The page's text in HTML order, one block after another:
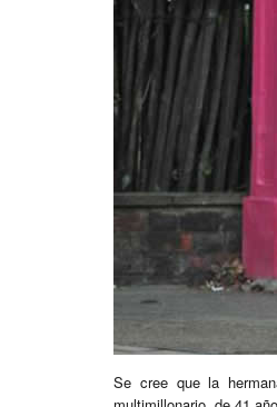
Se cree que la